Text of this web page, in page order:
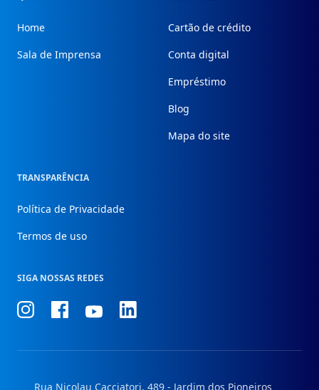
Home
Sala de Imprensa
Cartão de crédito
Conta digital
Empréstimo
Blog
Mapa do site
TRANSPARÊNCIA
Política de Privacidade
Termos de uso
SIGA NOSSAS REDES
ConheçaConheçaConheçaConheça
Rua Nicolau Cacciatori, 489 - Jardim dos Pioneiros